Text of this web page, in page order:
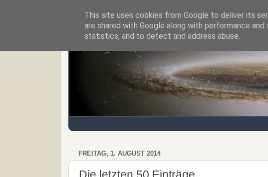
Regensburger Tagebuch Notizen
FREITAG, 1. AUGUST 2014
This site uses cookies from Google to deliver its
are shared with Google along with performance
statistics, and to detect and address abuse.